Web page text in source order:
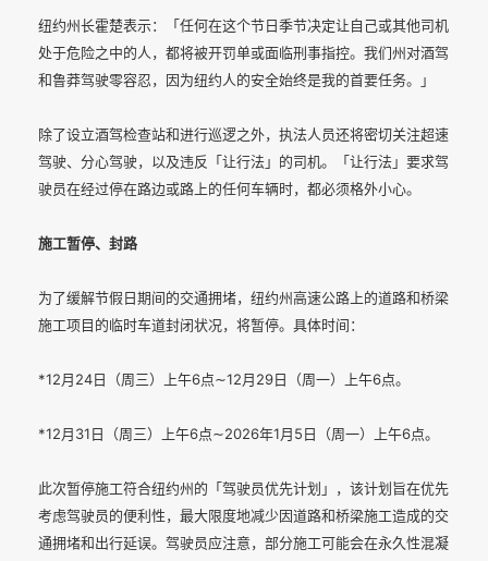
纽约州长霍楚表示：「任何在这个节日季节决定让自己或其他司机
处于危险之中的人，都将被开罚单或面临刑事指控。我们州对酒驾
和鲁莽驾驶零容忍，因为纽约人的安全始终是我的首要任务。」
除了设立酒驾检查站和进行巡逻之外，执法人员还将密切关注超速
驾驶、分心驾驶，以及违反「让行法」的司机。「让行法」要求驾
驶员在经过停在路边或路上的任何车辆时，都必须格外小心。
施工暂停、封路
为了缓解节假日期间的交通拥堵，纽约州高速公路上的道路和桥梁
施工项目的临时车道封闭状况，将暂停。具体时间：
*12月24日（周三）上午6点∼12月29日（周一）上午6点。
*12月31日（周三）上午6点∼2026年1月5日（周一）上午6点。
此次暂停施工符合纽约州的「驾驶员优先计划」，该计划旨在优先
考虑驾驶员的便利性，最大限度地减少因道路和桥梁施工造成的交
通拥堵和出行延误。驾驶员应注意，部分施工可能会在永久性混凝